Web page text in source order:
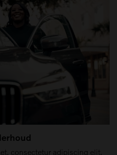
consectetur adipiscing elit.